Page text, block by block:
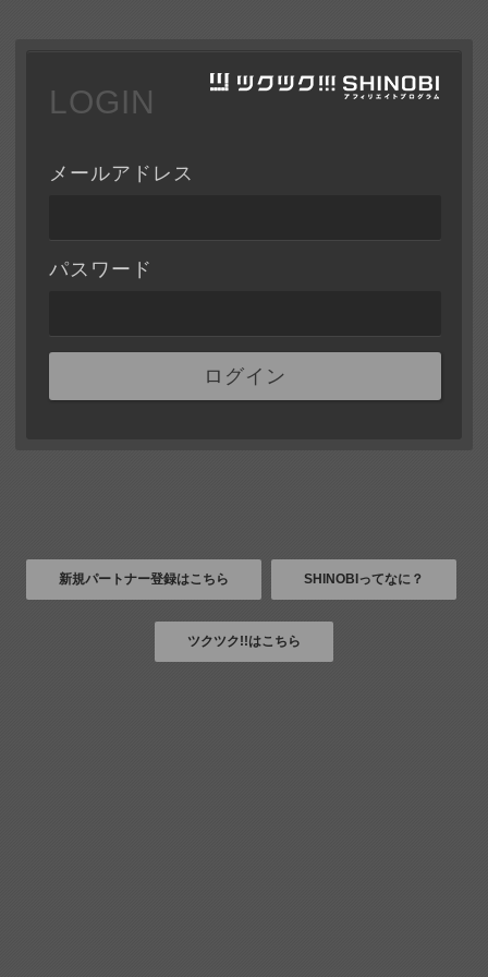
LOGIN
メールアドレス
パスワード
ログイン
新規パートナー登録はこちら SHINOBIってなに？
ツクツク!!はこちら